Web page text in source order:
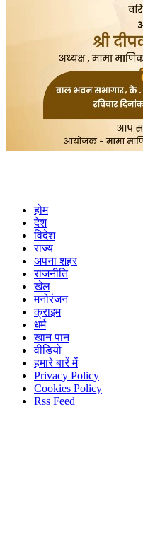
होम
देश
विदेश
राज्य
अपना शहर
राजनीति
खेल
मनोरंजन
क्राइम
धर्म
खान पान
वीडियो
हमारे बारें में
Privacy Policy
Cookies Policy
Rss Feed